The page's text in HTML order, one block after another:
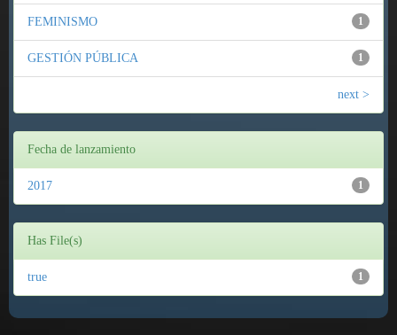
1
FEMINISMO
1
GESTIÓN PÚBLICA
next >
Fecha de lanzamiento
1
2017
Has File(s)
1
true